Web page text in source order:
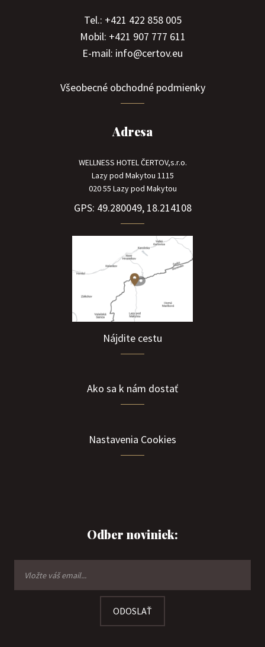
Tel.: +421 422 858 005
Mobil: +421 907 777 611
E-mail: info@certov.eu
Všeobecné obchodné podmienky
Adresa
WELLNESS HOTEL ČERTOV,s.r.o.
Lazy pod Makytou 1115
020 55 Lazy pod Makytou
GPS: 49.280049, 18.214108
Nájdite cestu
Ako sa k nám dostať
Nastavenia Cookies
Odber noviniek:
ODOSLAŤ